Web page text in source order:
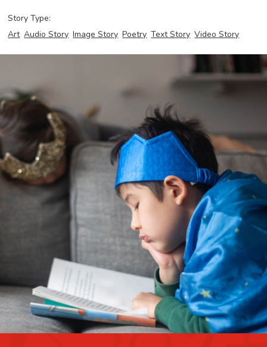
Story Type:
Art Audio Story Image Story Poetry Text Story Video Story